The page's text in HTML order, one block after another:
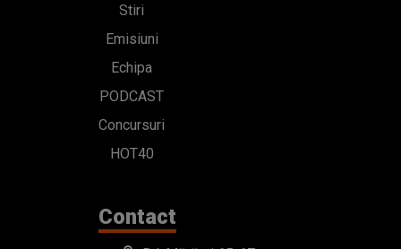
Stiri
Emisiuni
Echipa
PODCAST
Concursuri
HOT40
Contact